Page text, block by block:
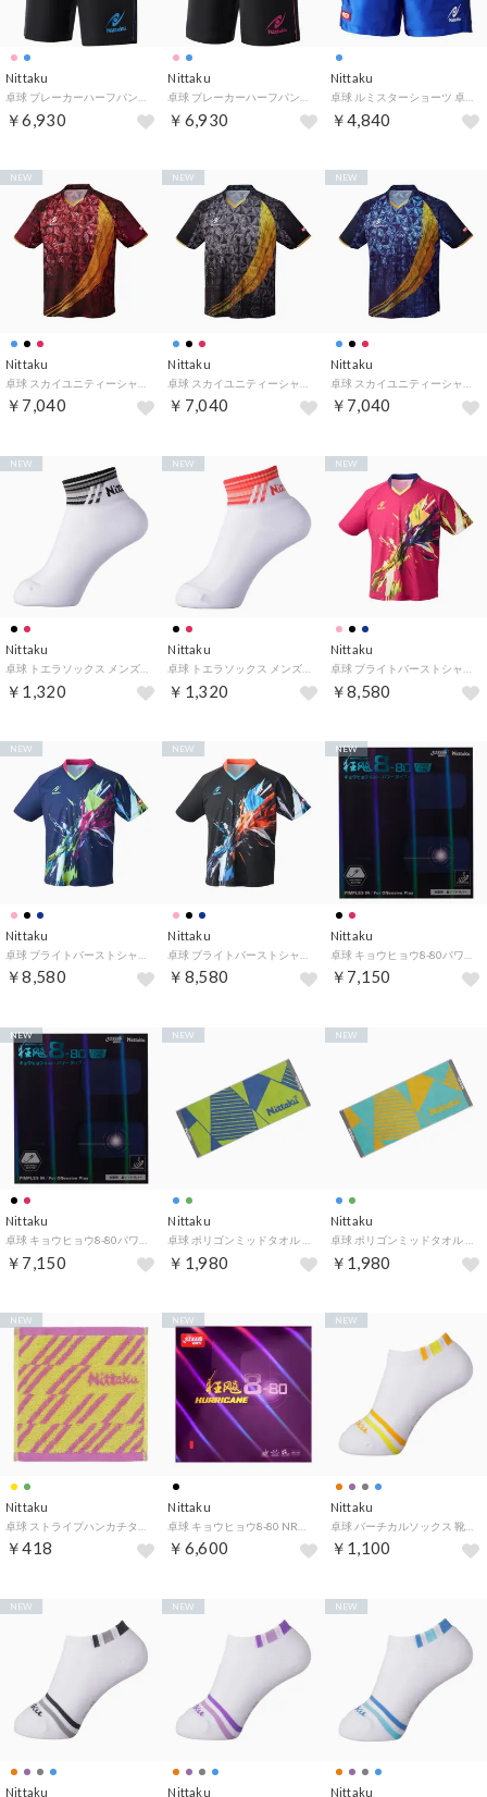
Nittaku
￥6,930
Nittaku
￥6,930
Nittaku
￥4,840
Nittaku
￥7,040
NEW
Nittaku
￥7,040
NEW
Nittaku
￥7,040
NEW
Nittaku
￥1,320
NEW
Nittaku
￥1,320
NEW
Nittaku
￥8,580
NEW
Nittaku
￥8,580
NEW
Nittaku
￥8,580
NEW
Nittaku
￥7,150
NEW
Nittaku
￥7,150
NEW
Nittaku
￥1,980
NEW
Nittaku
￥1,980
NEW
Nittaku
￥418
NEW
Nittaku
￥6,600
NEW
Nittaku
卓球 バーチカルソックス 靴下 アンクル丈 ショート丈 メンズ レディース 男性 女性 部活動 クラブ サークル スク （64 オレンジ）
￥1,100
NEW
Nittaku
NEW
Nittaku
NEW
Nittaku
NEW